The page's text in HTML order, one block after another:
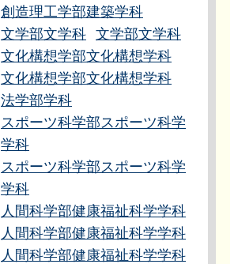
創造理工学部建築学科
文学部文学科 文学部文学科
文化構想学部文化構想学科
文化構想学部文化構想学科
法学部学科
スポーツ科学部スポーツ科学
学科
スポーツ科学部スポーツ科学
学科
人間科学部健康福祉科学学科
人間科学部健康福祉科学学科
人間科学部健康福祉科学学科